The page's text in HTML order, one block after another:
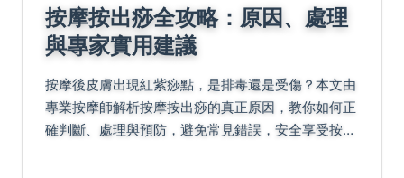
按摩按出痧全攻略：原因、處理
與專家實用建議
按摩後皮膚出現紅紫痧點，是排毒還是受傷？本文由
專業按摩師解析按摩按出痧的真正原因，教你如何正
確判斷、處理與預防，避免常見錯誤，安全享受按摩